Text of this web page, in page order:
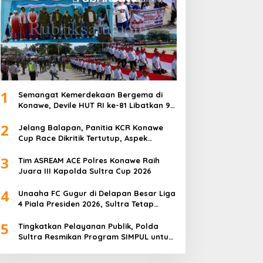
1
Semangat Kemerdekaan Bergema di
Konawe, Devile HUT RI ke-81 Libatkan 98
2
Jelang Balapan, Panitia KCR Konawe
Cup Race Dikritik Tertutup, Aspek
3
Tim ASREAM ACE Polres Konawe Raih
Juara III Kapolda Sultra Cup 2026
4
Unaaha FC Gugur di Delapan Besar Liga
4 Piala Presiden 2026, Sultra Tetap
5
Tingkatkan Pelayanan Publik, Polda
Sultra Resmikan Program SIMPUL untuk